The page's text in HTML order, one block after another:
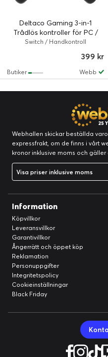
Deltaco Gaming 3-in-1
Trådlös kontroller för PC /
2.4G + BT 5.1
Switch / Handkontroll
399 kr
Webb
Butiker
Webhallen skickar beställda
expressfrakt, om de finns i vårt
kronor inklusive moms och gäller
Visa priser inklusive moms
Information
Köpvillkor
Leveransvillkor
Garantivillkor
Ångerrätt och öppet köp
Reklamation
Personuppgifter
Integritetspolicy
Cookieinställningar
Black Friday